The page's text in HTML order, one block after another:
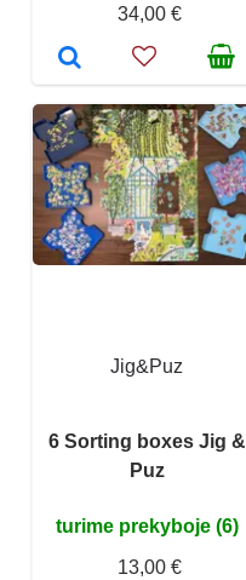
34,00 €
Jig&Puz
6 Sorting boxes Jig &
Puz
turime prekyboje (6)
13,00 €